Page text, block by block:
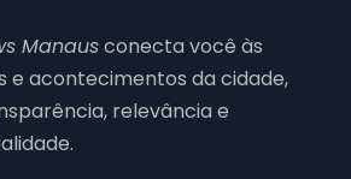
Manausconecta você às
e acontecimentos da cidade,
relevância e